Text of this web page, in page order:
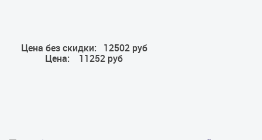
Цена без скидки:
12502 руб
Цена:
11252 руб